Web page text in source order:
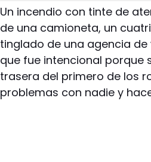
Un incendio con tinte de
de una camioneta, un
tinglado de una agencia de
que fue intencional porque
trasera del primero de los
problemas con nadie y